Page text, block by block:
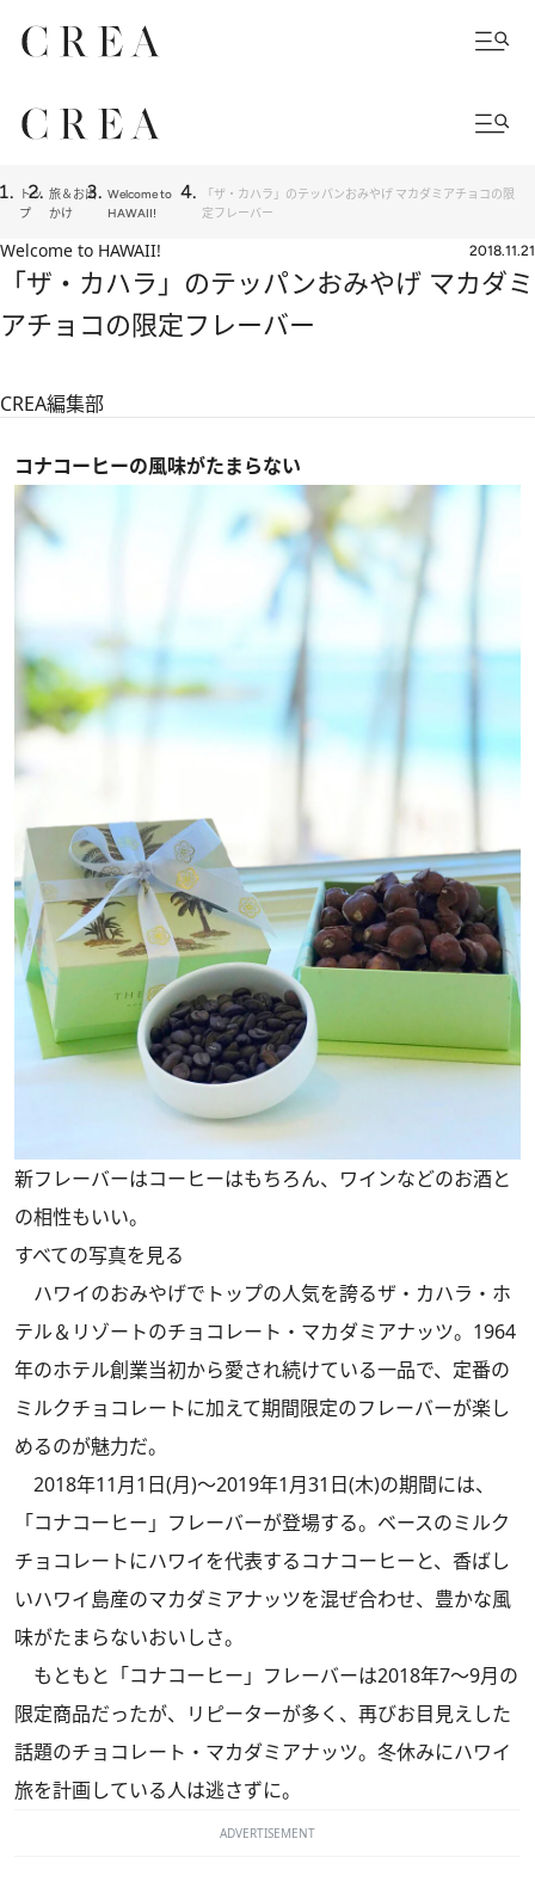
トッ
プ
旅＆お出
かけ
Welcome to
HAWAII!
「ザ・カハラ」のテッパンおみやげ マカダミアチョコの限
定フレーバー
Welcome to HAWAII! 2018.11.21
「ザ・カハラ」のテッパンおみやげ マカダミ
アチョコの限定フレーバー
CREA編集部
コナコーヒーの風味がたまらない
新フレーバーはコーヒーはもちろん、ワインなどのお酒と
の相性もいい。
すべての写真を見る
ハワイのおみやげでトップの人気を誇るザ・カハラ・ホ
テル＆リゾートのチョコレート・マカダミアナッツ。1964
年のホテル創業当初から愛され続けている一品で、定番の
ミルクチョコレートに加えて期間限定のフレーバーが楽し
めるのが魅力だ。
2018年11月1日(月)～2019年1月31日(木)の期間には、
「コナコーヒー」フレーバーが登場する。ベースのミルク
チョコレートにハワイを代表するコナコーヒーと、香ばし
いハワイ島産のマカダミアナッツを混ぜ合わせ、豊かな風
味がたまらないおいしさ。
もともと「コナコーヒー」フレーバーは2018年7～9月の
限定商品だったが、リピーターが多く、再びお目見えした
話題のチョコレート・マカダミアナッツ。冬休みにハワイ
旅を計画している人は逃さずに。
ADVERTISEMENT